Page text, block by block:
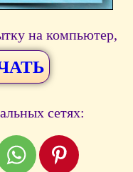
на компьютер,
сетях: